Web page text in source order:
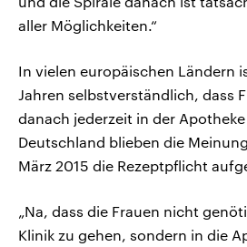
aller Möglichkeiten.“
In vielen europäischen Ländern
Jahren selbstverständlich, dass
danach jederzeit in der
Deutschland blieben die
März 2015 die Rezeptpflicht
„Na, dass die Frauen nicht
Klinik zu gehen, sondern in die